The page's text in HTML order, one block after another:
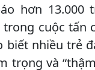
hơn 13.000
trong cuộc tấn
biết nhiều trẻ
trọng và